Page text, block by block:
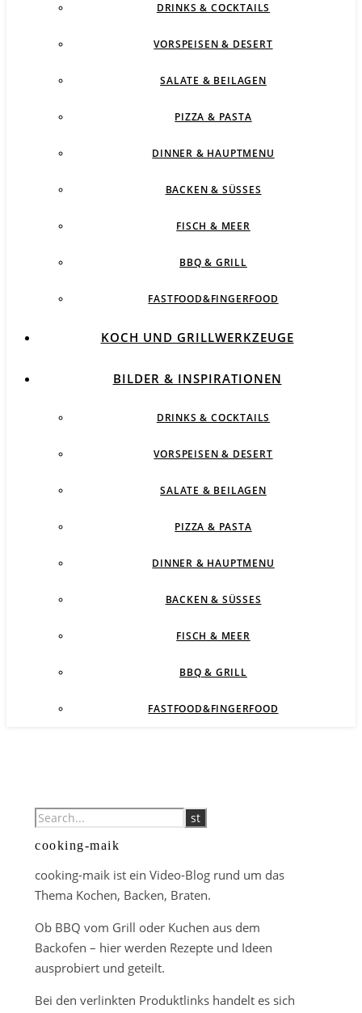
DRINKS & COCKTAILS
VORSPEISEN & DESERT
SALATE & BEILAGEN
PIZZA & PASTA
DINNER & HAUPTMENU
BACKEN & SÜSSES
FISCH & MEER
BBQ & GRILL
FASTFOOD&FINGERFOOD
KOCH UND GRILLWERKZEUGE
BILDER & INSPIRATIONEN
DRINKS & COCKTAILS
VORSPEISEN & DESERT
SALATE & BEILAGEN
PIZZA & PASTA
DINNER & HAUPTMENU
BACKEN & SÜSSES
FISCH & MEER
BBQ & GRILL
FASTFOOD&FINGERFOOD
cooking-maik
cooking-maik ist ein Video-Blog rund um das
Thema Kochen, Backen, Braten.
Ob BBQ vom Grill oder Kuchen aus dem
Backofen – hier werden Rezepte und Ideen
ausprobiert und geteilt.
Bei den verlinkten Produktlinks handelt es sich